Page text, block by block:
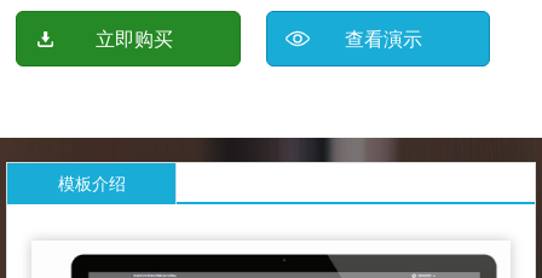
立即购买 查看演示
模板介绍